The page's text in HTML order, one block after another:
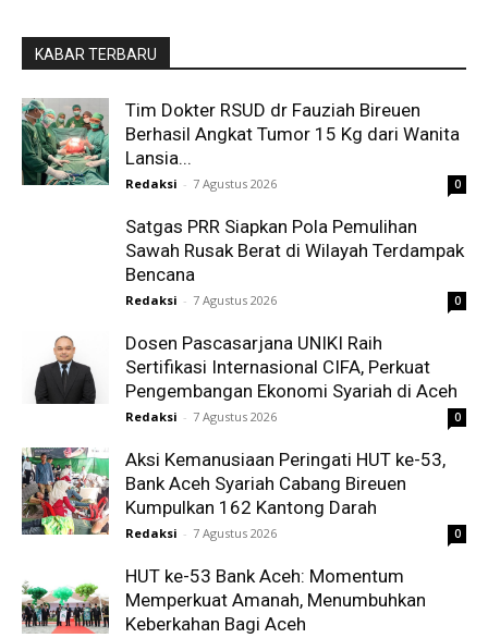
KABAR TERBARU
Tim Dokter RSUD dr Fauziah Bireuen
Berhasil Angkat Tumor 15 Kg dari Wanita
Lansia...
Redaksi - 7 Agustus 2026 0
Satgas PRR Siapkan Pola Pemulihan
Sawah Rusak Berat di Wilayah Terdampak
Bencana
Redaksi - 7 Agustus 2026 0
Dosen Pascasarjana UNIKI Raih
Sertifikasi Internasional CIFA, Perkuat
Pengembangan Ekonomi Syariah di Aceh
Redaksi - 7 Agustus 2026 0
Aksi Kemanusiaan Peringati HUT ke-53,
Bank Aceh Syariah Cabang Bireuen
Kumpulkan 162 Kantong Darah
Redaksi - 7 Agustus 2026 0
HUT ke-53 Bank Aceh: Momentum
Memperkuat Amanah, Menumbuhkan
Keberkahan Bagi Aceh